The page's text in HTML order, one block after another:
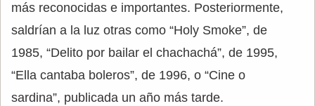
más reconocidas e importantes. Posteriormente,
saldrían a la luz otras como “Holy Smoke”, de
1985, “Delito por bailar el chachachá”, de 1995,
“Ella cantaba boleros”, de 1996, o “Cine o
sardina”, publicada un año más tarde.